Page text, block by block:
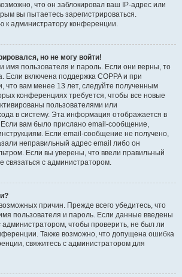
что он заблокировал ваш IP-адрес или
вы пытаетесь зарегистрироваться.
к администратору конференции.
но не могу войти!
имя пользователя и пароль. Если они верны, то
Если включена поддержка COPPA и при
что вам менее 13 лет, следуйте полученным
конференциях требуется, чтобы все новые
пользователями или
в систему. Эта информация отображается в
Если вам было прислано email-сообщение,
Если email-сообщение не получено,
неправильный адрес email либо он
Если вы уверены, что ввели правильный
связаться с администратором.
причин. Прежде всего убедитесь, что
пользователя и пароль. Если данные введены
администратором, чтобы проверить, не был ли
Также возможно, что допущена ошибка
свяжитесь с администратором для